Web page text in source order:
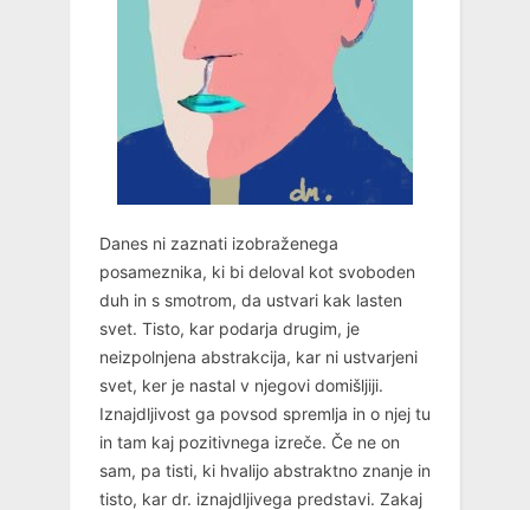
Danes ni zaznati izobraženega
posameznika, ki bi deloval kot svoboden
duh in s smotrom, da ustvari kak lasten
svet. Tisto, kar podarja drugim, je
neizpolnjena abstrakcija, kar ni ustvarjeni
svet, ker je nastal v njegovi domišljiji.
Iznajdljivost ga povsod spremlja in o njej tu
in tam kaj pozitivnega izreče. Če ne on
sam, pa tisti, ki hvalijo abstraktno znanje in
tisto, kar dr. iznajdljivega predstavi. Zakaj